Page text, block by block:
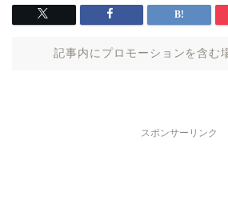
記事内にプロモーションを含む
スポンサーリンク